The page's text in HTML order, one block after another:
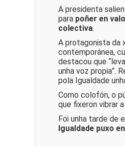
A presidenta
para poñer en
colectiva.
A protagonista da
contemporánea,
destacou que
unha voz propia”.
pola Igualdade
Como colofón, o
que fixeron vibrar
Foi unha tarde de
Igualdade puxo